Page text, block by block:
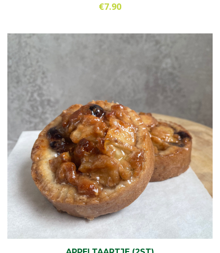
€7.90